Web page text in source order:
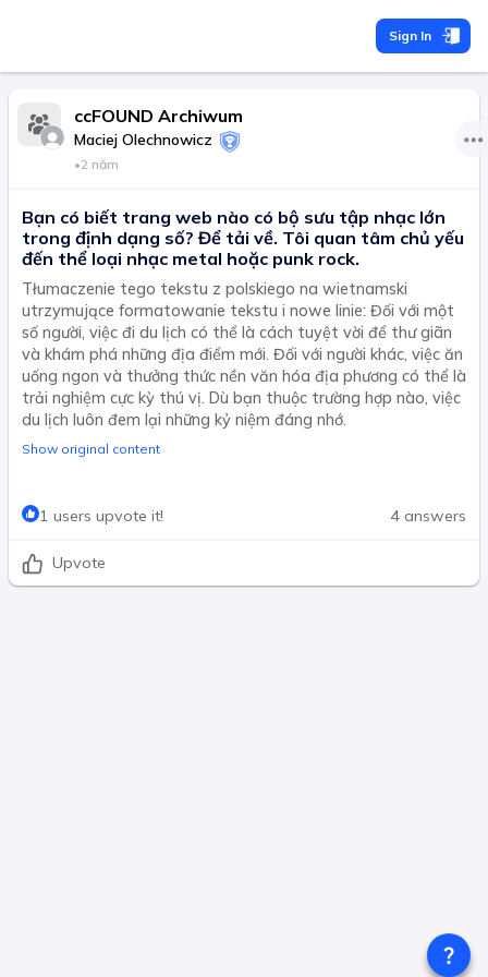
Sign In
ccFOUND Archiwum
Maciej Olechnowicz
•2 năm
Bạn có biết trang web nào có bộ sưu tập nhạc lớn
trong định dạng số? Để tải về. Tôi quan tâm chủ yếu
đến thể loại nhạc metal hoặc punk rock.
Tłumaczenie tego tekstu z polskiego na wietnamski
utrzymujące formatowanie tekstu i nowe linie: Đối với một
số người, việc đi du lịch có thể là cách tuyệt vời để thư giãn
và khám phá những địa điểm mới. Đối với người khác, việc ăn
uống ngon và thưởng thức nền văn hóa địa phương có thể là
trải nghiệm cực kỳ thú vị. Dù bạn thuộc trường hợp nào, việc
du lịch luôn đem lại những kỷ niệm đáng nhớ.
Show original content
1 users upvote it! 4 answers
Upvote